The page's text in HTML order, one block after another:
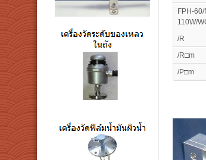
FPH-
110W/
/R
/R□m
/P□m